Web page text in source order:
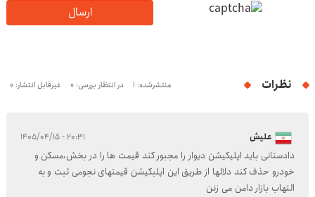
ارسال
نظرات منتشرشده: 1 در انتظار بررسی: 0 غیرقابل انتشار: 0
علیش ۲۰:۳۱ - ۱۴۰۵/۰۴/۱۵
دادستانی باید اپلیکیشن دیوار را مجبور کند قیمت ها را در بخش،مسکن و
خودرو حذف کند دلالها از طریق این اپلبکیشن قیمتهای نجومی ثبت و به
التهاب بازار دامن می زنن